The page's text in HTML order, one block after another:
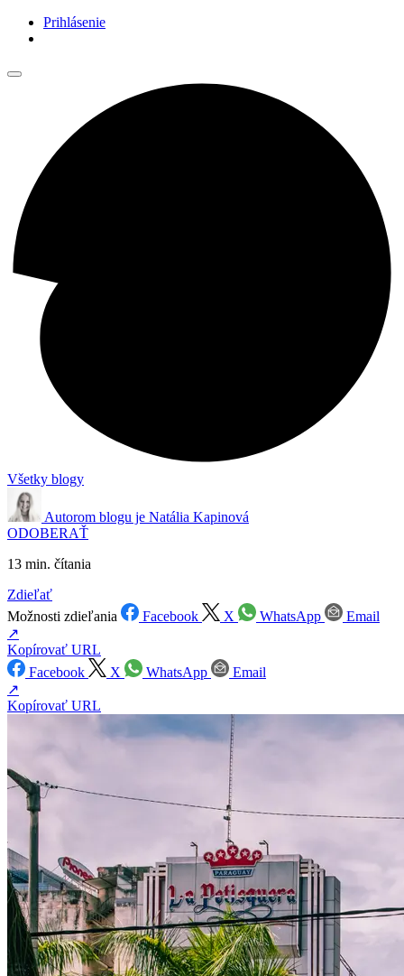
Prihlásenie
Všetky blogy
Autorom blogu je Natália Kapinová
ODOBERAŤ
13 min. čítania
Zdieľať
Možnosti zdieľania
Facebook X WhatsApp
Email
↗
Kopírovať URL
Facebook
X WhatsApp
Email
↗
Kopírovať URL